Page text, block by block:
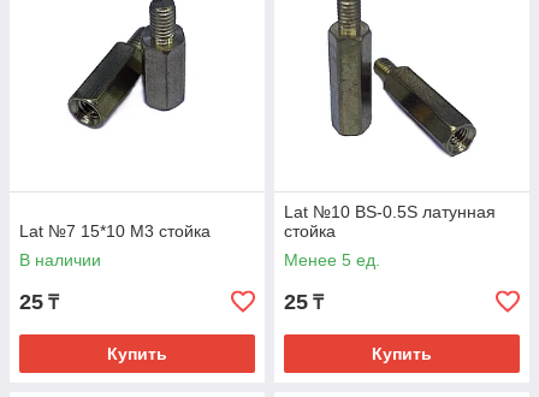
Lat №7 15*10 М3 стойка
В наличии
25 ₸
Купить
Lat №10 BS-0.5S латунная
стойка
Менее 5 ед.
25 ₸
Купить